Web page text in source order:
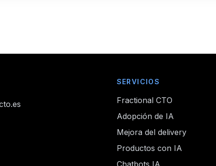
SERVICIOS
Fractional CTO
Adopción de IA
Mejora del delivery
Productos con IA
Chatbots IA